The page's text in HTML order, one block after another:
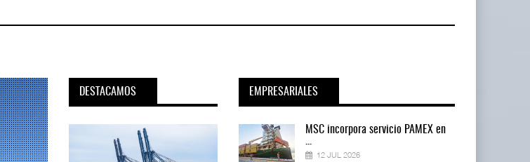
DESTACAMOS EMPRESARIALES
MSC incorpora servicio PAMEX en
12 JUL 2026
MSC incorpora servicio PAMEX en
12 JUL 2026